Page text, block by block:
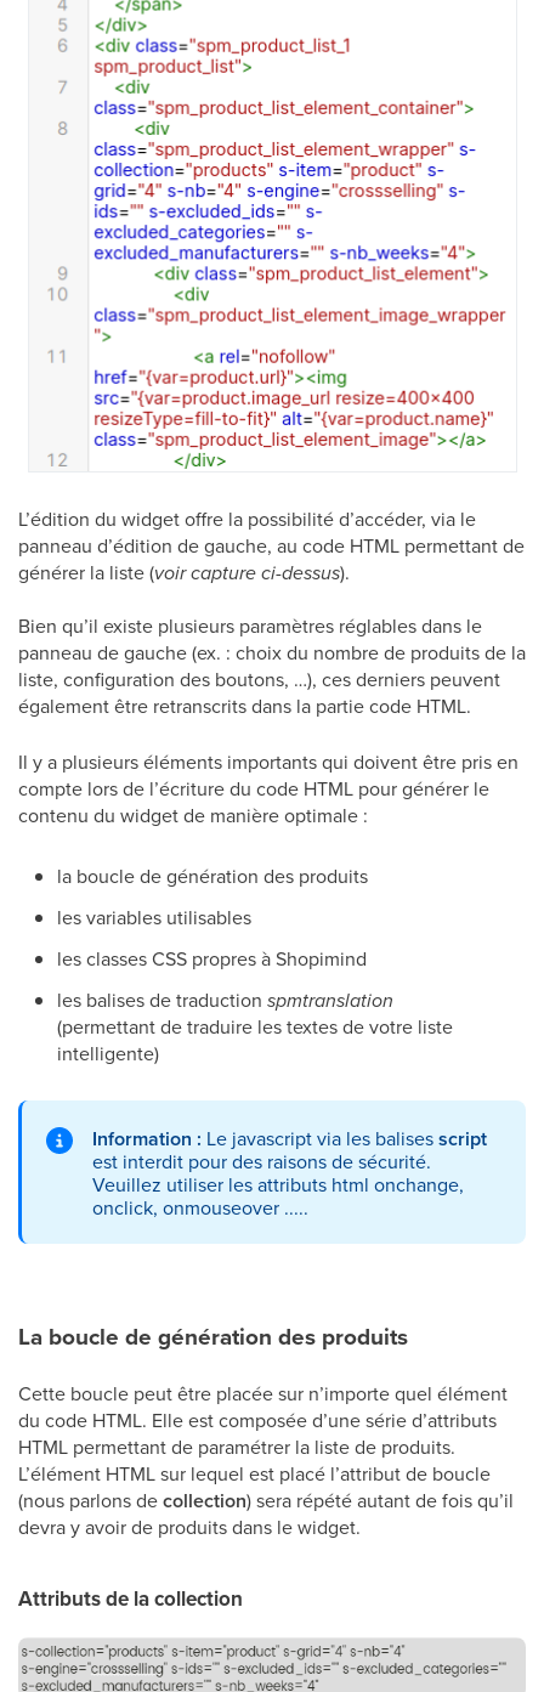
L’édition du widget offre la possibilité d’accéder, via le
panneau d’édition de gauche, au code HTML permettant de
générer la liste (voir capture ci-dessus).
Bien qu’il existe plusieurs paramètres réglables dans le
panneau de gauche (ex. : choix du nombre de produits de la
liste, configuration des boutons, …), ces derniers peuvent
également être retranscrits dans la partie code HTML.
Il y a plusieurs éléments importants qui doivent être pris en
compte lors de l’écriture du code HTML pour générer le
contenu du widget de manière optimale :
la boucle de génération des produits
les variables utilisables
les classes CSS propres à Shopimind
les balises de traduction spmtranslation
(permettant de traduire les textes de votre liste
intelligente)
Information : Le javascript via les balisesscript
est interdit pour des raisons de sécurité.
Veuillez utiliser les attributs html onchange,
onclick, onmouseover .....
La boucle de génération des produits
Cette boucle peut être placée sur n’importe quel élément
du code HTML. Elle est composée d’une série d’attributs
HTML permettant de paramétrer la liste de produits.
L’élément HTML sur lequel est placé l’attribut de boucle
(nous parlons decollection) sera répété autant de fois qu’il
devra y avoir de produits dans le widget.
Attributs de la collection